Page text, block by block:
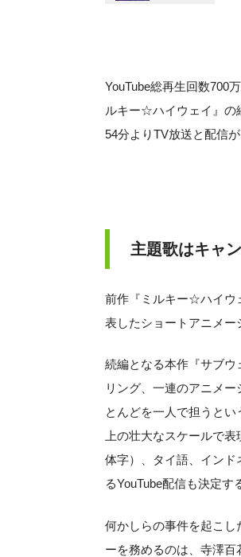
YouTube総再生回数700
ルキー☆ハイウェイ』の
54分よりTV放送と配信が
主題歌はキャ
前作『ミルキー☆ハイウ
表したショートアニメー
続編となる本作『サブ
リング、一連のアニメ
とんどを一人で担うと
上の壮大なスケールで
体字）、タイ語、インド
るYouTube配信も決定す
何かしらの事件を起こし
ーを務めるのは、寺澤